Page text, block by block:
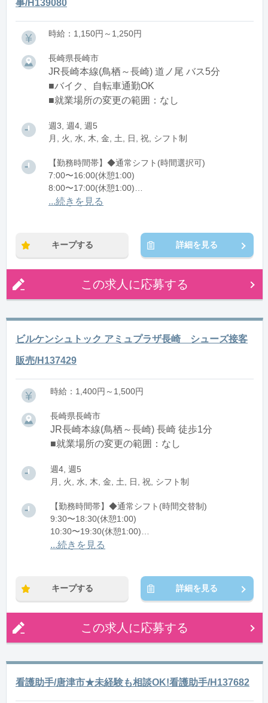
事/H139080
時給：1,150円～1,250円
長崎県長崎市
JR長崎本線(鳥栖～長崎) 道ノ尾 バス5分
■バイク、自転車通勤OK
■就業場所の変更の範囲：なし
週3, 週4, 週5
月, 火, 水, 木, 金, 土, 日, 祝, シフト制
【勤務時間帯】◆通常シフト(時間選択可)
7:00〜16:00(休憩1:00)
8:00〜17:00(休憩1:00)
12:00〜21:00(休憩1:00)
...続きを見る
キープする 詳細を見る
この求人に応募する
ビルケンシュトック アミュプラザ長崎 シューズ接客
販売/H137429
時給：1,400円～1,500円
長崎県長崎市
JR長崎本線(鳥栖～長崎) 長崎 徒歩1分
■就業場所の変更の範囲：なし
週4, 週5
月, 火, 水, 木, 金, 土, 日, 祝, シフト制
【勤務時間帯】◆通常シフト(時間交替制)
9:30〜18:30(休憩1:00)
10:30〜19:30(休憩1:00)
11:30〜20:30(休憩1:00)
...続きを見る
キープする 詳細を見る
この求人に応募する
看護助手/唐津市★未経験も相談OK!看護助手/H137682